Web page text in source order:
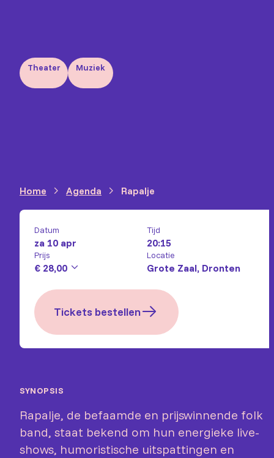
Theater Muziek
Home Agenda Rapalje
Datum
za 10 apr
Tijd
20:15
Prijs
€ 28,00
Locatie
Grote Zaal, Dronten
Tickets bestellen
SYNOPSIS
Rapalje, de befaamde en prijswinnende folk
band, staat bekend om hun energieke live-
shows, humoristische uitspattingen en